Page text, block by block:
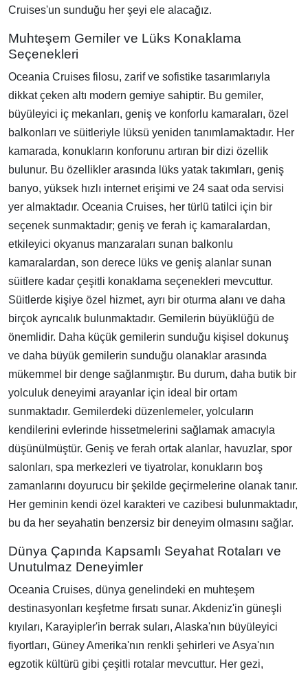
Cruises'un sunduğu her şeyi ele alacağız.
Muhteşem Gemiler ve Lüks Konaklama
Seçenekleri
Oceania Cruises filosu, zarif ve sofistike tasarımlarıyla
dikkat çeken altı modern gemiye sahiptir. Bu gemiler,
büyüleyici iç mekanları, geniş ve konforlu kamaraları, özel
balkonları ve süitleriyle lüksü yeniden tanımlamaktadır. Her
kamarada, konukların konforunu artıran bir dizi özellik
bulunur. Bu özellikler arasında lüks yatak takımları, geniş
banyo, yüksek hızlı internet erişimi ve 24 saat oda servisi
yer almaktadır. Oceania Cruises, her türlü tatilci için bir
seçenek sunmaktadır; geniş ve ferah iç kamaralardan,
etkileyici okyanus manzaraları sunan balkonlu
kamaralardan, son derece lüks ve geniş alanlar sunan
süitlere kadar çeşitli konaklama seçenekleri mevcuttur.
Süitlerde kişiye özel hizmet, ayrı bir oturma alanı ve daha
birçok ayrıcalık bulunmaktadır. Gemilerin büyüklüğü de
önemlidir. Daha küçük gemilerin sunduğu kişisel dokunuş
ve daha büyük gemilerin sunduğu olanaklar arasında
mükemmel bir denge sağlanmıştır. Bu durum, daha butik bir
yolculuk deneyimi arayanlar için ideal bir ortam
sunmaktadır. Gemilerdeki düzenlemeler, yolcuların
kendilerini evlerinde hissetmelerini sağlamak amacıyla
düşünülmüştür. Geniş ve ferah ortak alanlar, havuzlar, spor
salonları, spa merkezleri ve tiyatrolar, konukların boş
zamanlarını doyurucu bir şekilde geçirmelerine olanak tanır.
Her geminin kendi özel karakteri ve cazibesi bulunmaktadır,
bu da her seyahatin benzersiz bir deneyim olmasını sağlar.
Dünya Çapında Kapsamlı Seyahat Rotaları ve
Unutulmaz Deneyimler
Oceania Cruises, dünya genelindeki en muhteşem
destinasyonları keşfetme fırsatı sunar. Akdeniz'in güneşli
kıyıları, Karayipler'in berrak suları, Alaska'nın büyüleyici
fiyortları, Güney Amerika'nın renkli şehirleri ve Asya'nın
egzotik kültürü gibi çeşitli rotalar mevcuttur. Her gezi,